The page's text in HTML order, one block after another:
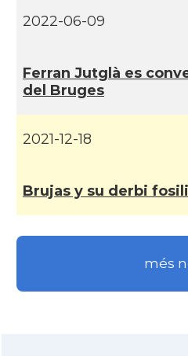
2022-06-09
Ferran Jutglà es
del Bruges
2021-12-18
Brujas y su derbi
més